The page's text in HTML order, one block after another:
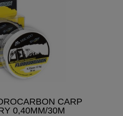
CARP
0,40MM/30M